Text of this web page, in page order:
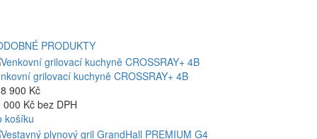
PRODUKTY
grilovací kuchyně CROSSRAY+ 4B
900 Kč
000 Kč bez DPH
košíku